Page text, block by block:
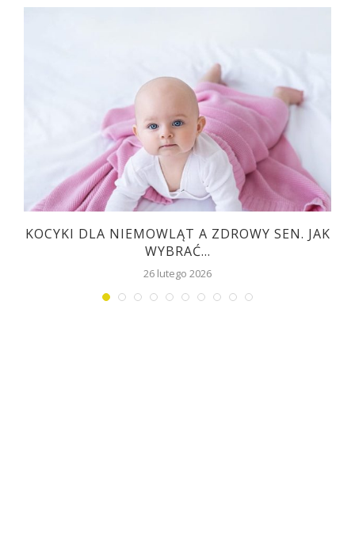
KOCYKI DLA NIEMOWLĄT A ZDROWY SEN. JAK
WYBRAĆ...
26 lutego 2026